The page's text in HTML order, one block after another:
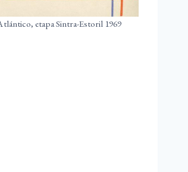
etapa Sintra-Estoril 1969